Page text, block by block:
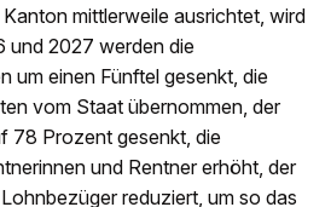
mittlerweile ausrichtet, wird
und 2027 werden die
um einen Fünftel gesenkt, die
vom Staat übernommen, der
78 Prozent gesenkt, die
und Rentner erhöht, der
reduziert, um so das